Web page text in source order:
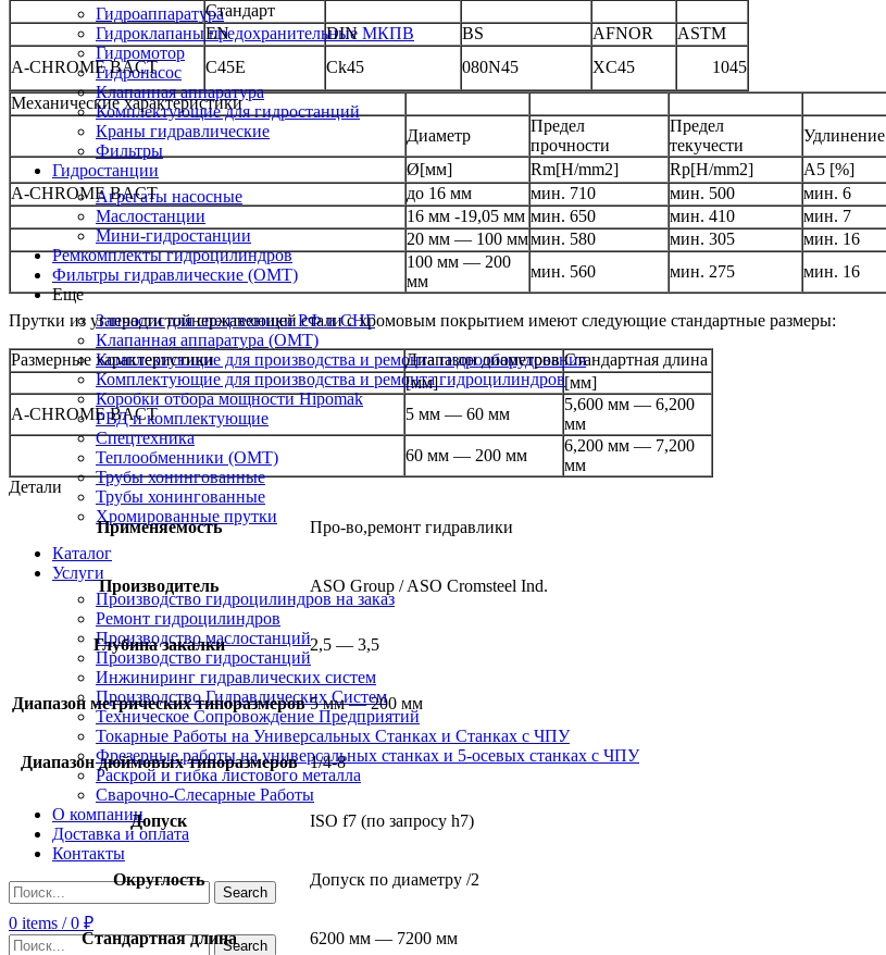
Гидроаппаратура
Гидроклапаны предохранительные МКПВ
Гидромотор
Гидронасос
Клапанная аппаратура
Комплектующие для гидростанций
Краны гидравлические
Фильтры
Гидростанции
Агрегаты насосные
Маслостанции
Мини-гидростанции
Ремкомплекты гидроцилиндров
Фильтры гидравлические (OMT)
Еще
Запчасти для спецтехники РФ и СНГ
Клапанная аппаратура (OMT)
Комплектующие для производства и ремонта гидрооборудования
Комплектующие для производства и ремонта гидроцилиндров
Коробки отбора мощности Hipomak
РВД и комплектующие
Спецтехника
Теплообменники (OMT)
Трубы хонингованные
Трубы хонингованные
Хромированные прутки
Каталог
Услуги
Производство гидроцилиндров на заказ
Ремонт гидроцилиндров
Производство маслостанций
Производство гидростанций
Инжиниринг гидравлических систем
Производство Гидравлических Систем
Техническое Сопровождение Предприятий
Токарные Работы на Универсальных Станках и Станках с ЧПУ
Фрезерные работы на универсальных станках и 5-осевых станках с ЧПУ
Раскрой и гибка листового металла
Сварочно-Слесарные Работы
О компании
Доставка и оплата
Контакты
Search
0 items / 0 ₽
Search
Стандарт
EN
DIN BS AFNOR
ASTM
A-CHROME BACT
C45E Ck45 080N45 XC45
1045
Механические характеристики
Диаметр
Предел
прочности
Предел
текучести
Удлинение
Ø[мм]
Rm[H/mm2] Rp[H/mm2] A5 [%]
A-CHROME BACT
до 16 мм мин. 710 мин. 500 мин. 6
16 мм -19,05 мм мин. 650 мин. 410 мин. 7
20 мм — 100 мммин. 580 мин. 305 мин. 16
100 мм — 200
мм
мин. 560 мин. 275 мин. 16
Прутки из углеродистойнержавеющей стали с хромовым покрытием имеют следующие стандартные размеры:
Размерные характеристики Диапазон диаметров Стандартная длина
[мм]
[мм]
A-CHROME BACT
5 мм — 60 мм
5,600 мм — 6,200
мм
60 мм — 200 мм
6,200 мм — 7,200
мм
Детали
Применяемость Про-во,ремонт гидравлики
Производитель ASO Group / ASO Cromsteel Ind.
Глубина закалки 2,5 — 3,5
Диапазон метрических типоразмеров 5 мм — 200 мм
Диапазон дюймовых типоразмеров 1/4-8
Допуск ISO f7 (по запросу h7)
Округлость Допуск по диаметру /2
Стандартная длина 6200 мм — 7200 мм